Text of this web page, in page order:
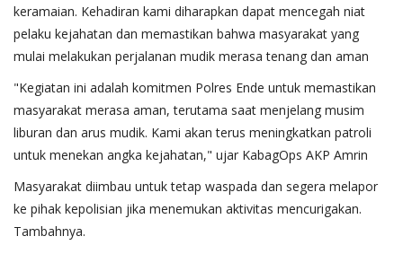
keramaian. Kehadiran kami diharapkan dapat mencegah niat
pelaku kejahatan dan memastikan bahwa masyarakat yang
mulai melakukan perjalanan mudik merasa tenang dan aman
​"Kegiatan ini adalah komitmen Polres Ende untuk memastikan
masyarakat merasa aman, terutama saat menjelang musim
liburan dan arus mudik. Kami akan terus meningkatkan patroli
untuk menekan angka kejahatan," ujar KabagOps AKP Amrin
​Masyarakat diimbau untuk tetap waspada dan segera melapor
ke pihak kepolisian jika menemukan aktivitas mencurigakan.
Tambahnya.